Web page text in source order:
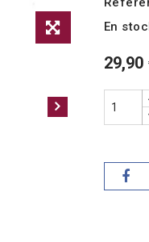
En
29,90